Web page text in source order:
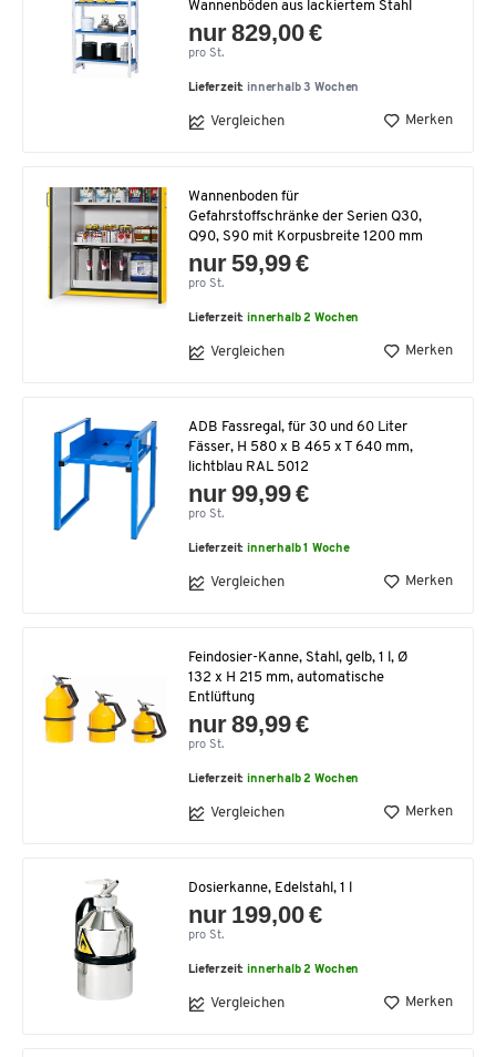
Wannenböden aus lackiertem Stahl
nur 829,00 €
pro St.
Lieferzeit: innerhalb 3 Wochen
Vergleichen Merken
Wannenboden für
Gefahrstoffschränke der Serien Q30,
Q90, S90 mit Korpusbreite 1200 mm
nur 59,99 €
pro St.
Lieferzeit:innerhalb 2 Wochen
Vergleichen Merken
ADB Fassregal, für 30 und 60 Liter
Fässer, H 580 x B 465 x T 640 mm,
lichtblau RAL 5012
nur 99,99 €
pro St.
Lieferzeit:innerhalb 1 Woche
Vergleichen Merken
Feindosier-Kanne, Stahl, gelb, 1 l, Ø
132 x H 215 mm, automatische
Entlüftung
nur 89,99 €
pro St.
Lieferzeit:innerhalb 2 Wochen
Vergleichen Merken
Dosierkanne, Edelstahl, 1 l
nur 199,00 €
pro St.
Lieferzeit:innerhalb 2 Wochen
Vergleichen Merken